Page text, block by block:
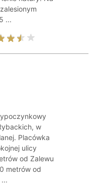
...
w
Placówka
ulicy
od Zalewu
metrów od